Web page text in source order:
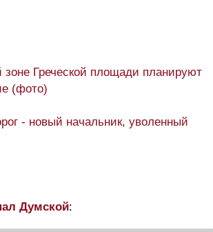
Греческой площади планируют
(фото)
- новый начальник, уволенный
Думской: